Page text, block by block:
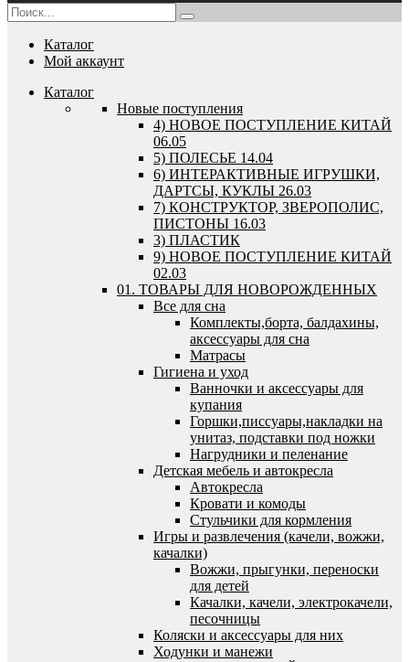
Каталог
Мой аккаунт
Каталог
Новые поступления
4) НОВОЕ ПОСТУПЛЕНИЕ КИТАЙ
06.05
5) ПОЛЕСЬЕ 14.04
6) ИНТЕРАКТИВНЫЕ ИГРУШКИ,
ДАРТСЫ, КУКЛЫ 26.03
7) КОНСТРУКТОР, ЗВЕРОПОЛИС,
ПИСТОНЫ 16.03
3) ПЛАСТИК
9) НОВОЕ ПОСТУПЛЕНИЕ КИТАЙ
02.03
01. ТОВАРЫ ДЛЯ НОВОРОЖДЕННЫХ
Все для сна
Комплекты,борта, балдахины,
аксессуары для сна
Матрасы
Гигиена и уход
Ванночки и аксессуары для
купания
Горшки,писсуары,накладки на
унитаз, подставки под ножки
Нагрудники и пеленание
Детская мебель и автокресла
Автокресла
Кровати и комоды
Стульчики для кормления
Игры и развлечения (качели, вожжи,
качалки)
Вожжи, прыгунки, переноски
для детей
Качалки, качели, электрокачели,
песочницы
Коляски и аксессуары для них
Ходунки и манежи